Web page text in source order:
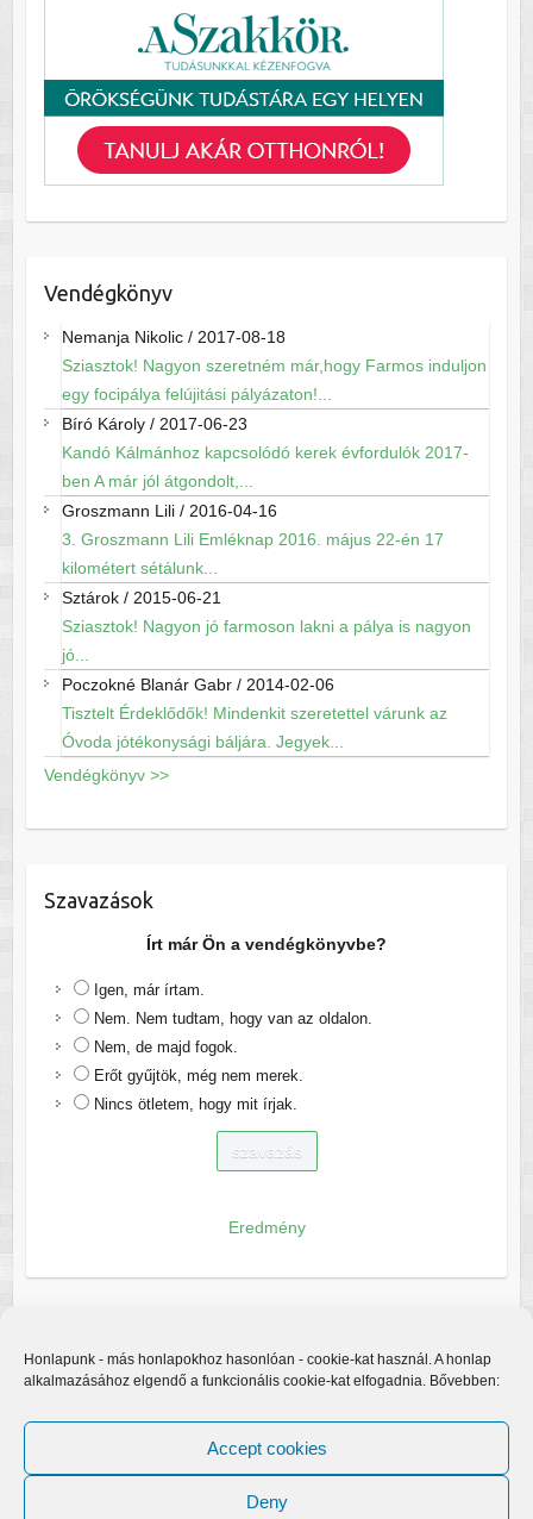
Honlapunk - más honlapokhoz hasonlóan - cookie-kat használ. A honlap
alkalmazásához elgendő a funkcionális cookie-kat elfogadnia. Bővebben:
Accept cookies
Deny
Vendégkönyv
Nemanja Nikolic/ 2017-08-18
Sziasztok! Nagyon szeretném már,hogy Farmos induljon
egy focipálya felújitási pályázaton!...
Bíró Károly/ 2017-06-23
Kandó Kálmánhoz kapcsolódó kerek évfordulók 2017-
ben A már jól átgondolt,...
Groszmann Lili/ 2016-04-16
3. Groszmann Lili Emléknap 2016. május 22-én 17
kilométert sétálunk...
Sztárok/ 2015-06-21
Sziasztok! Nagyon jó farmoson lakni a pálya is nagyon
jó...
Poczokné Blanár Gabr/ 2014-02-06
Tisztelt Érdeklődők! Mindenkit szeretettel várunk az
Óvoda jótékonysági báljára. Jegyek...
Vendégkönyv >>
Szavazások
Írt már Ön a vendégkönyvbe?
Igen, már írtam.
Nem. Nem tudtam, hogy van az oldalon.
Nem, de majd fogok.
Erőt gyűjtök, még nem merek.
Nincs ötletem, hogy mit írjak.
Eredmény